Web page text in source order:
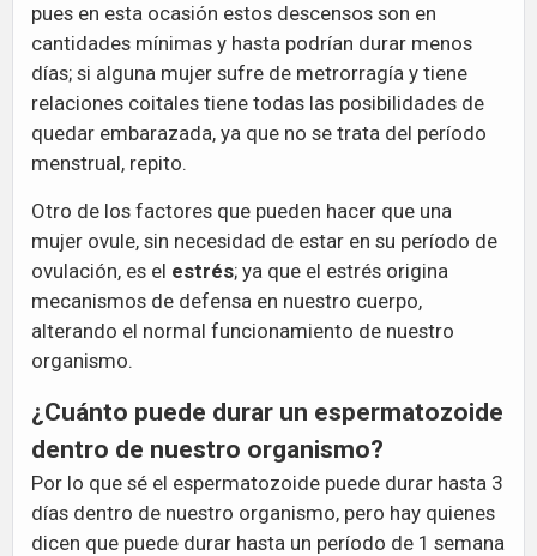
pues en esta ocasión estos descensos son en
cantidades mínimas y hasta podrían durar menos
días; si alguna mujer sufre de metrorragía y tiene
relaciones coitales tiene todas las posibilidades de
quedar embarazada, ya que no se trata del período
menstrual, repito.
Otro de los factores que pueden hacer que una
mujer ovule, sin necesidad de estar en su período de
ovulación, es el estrés; ya que el estrés origina
mecanismos de defensa en nuestro cuerpo,
alterando el normal funcionamiento de nuestro
organismo.
¿Cuánto puede durar un espermatozoide
dentro de nuestro organismo?
Por lo que sé el espermatozoide puede durar hasta 3
días dentro de nuestro organismo, pero hay quienes
dicen que puede durar hasta un período de 1 semana